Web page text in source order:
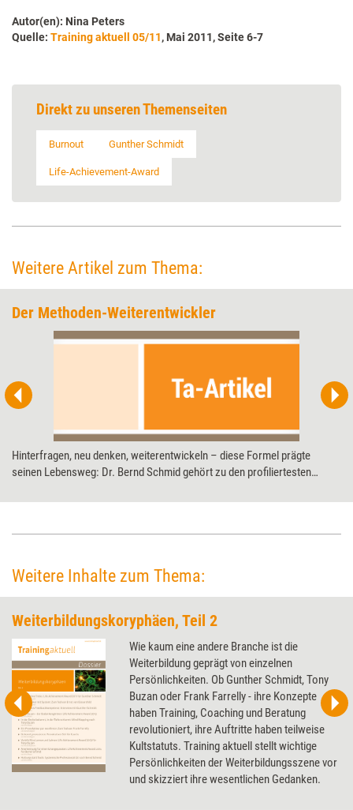
Autor(en): Nina Peters
Quelle: Training aktuell 05/11, Mai 2011, Seite 6-7
Direkt zu unseren Themenseiten
Burnout Gunther Schmidt
Life-Achievement-Award
Weitere Artikel zum Thema:
Der Methoden-Weiterentwickler
Hinterfragen, neu denken, weiterentwickeln – diese Formel prägte
seinen Lebensweg: Dr. Bernd Schmid gehört zu den profiliertesten
Beratung und Organisationsentwicklung bereicherte er mit einer Vielzahl
Achievement Award (LAA) der Weiterbildungsbranche.
Weitere Inhalte zum Thema:
Weiterbildungskoryphäen, Teil 2
Wie kaum eine andere Branche ist die
Weiterbildung geprägt von einzelnen
Persönlichkeiten. Ob Gunther Schmidt, Tony
Buzan oder Frank Farrelly - ihre Konzepte
haben Training, Coaching und Beratung
revolutioniert, ihre Auftritte haben teilweise
Kultstatuts. Training aktuell stellt wichtige
Persönlichkeiten der Weiterbildungsszene vor
und skizziert ihre wesentlichen Gedanken.